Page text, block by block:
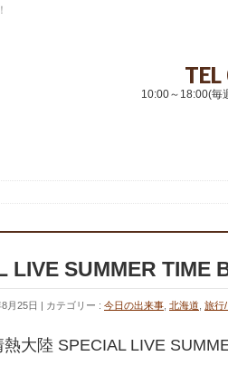
10:00～18:00(毎
LIVE SUMMER TIME
月25日 カテゴリー : 今日の出来事 北海道 旅行
大陸 SPECIAL LIVE